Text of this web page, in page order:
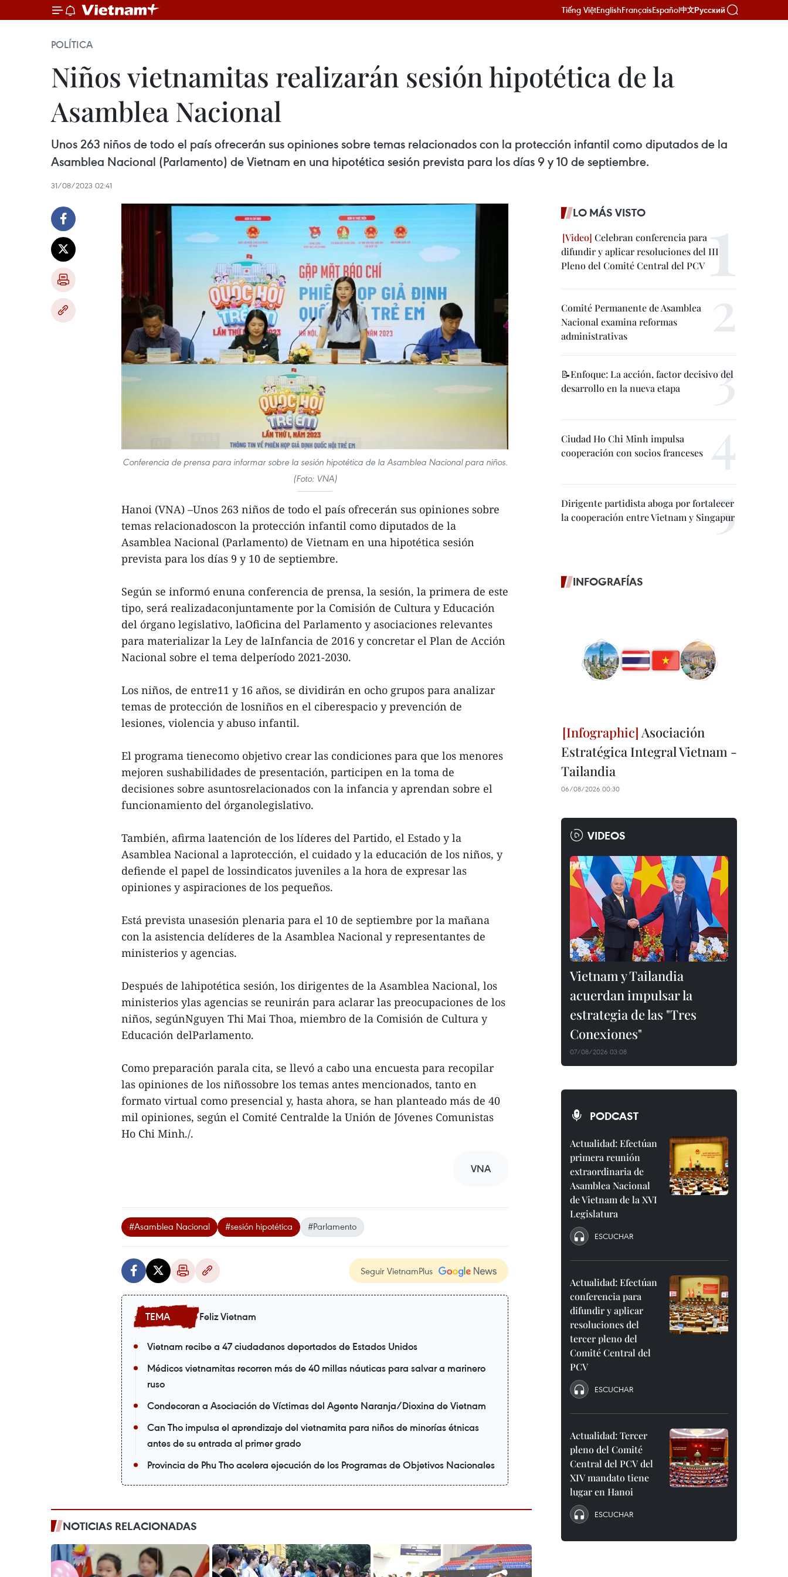
Tiếng ViệtEnglishFrançaisEspañol中文Русский
POLÍTICA
Niños vietnamitas realizarán sesión hipotética de la
Asamblea Nacional
Unos 263 niños de todo el país ofrecerán sus opiniones sobre temas relacionados con la protección infantil como diputados de la
Asamblea Nacional (Parlamento) de Vietnam en una hipotética sesión prevista para los días 9 y 10 de septiembre.
31/08/2023 02:41
Conferencia de prensa para informar sobre la sesión hipotética de la Asamblea Nacional para niños.
(Foto: VNA)
Hanoi (VNA) –Unos 263 niños de todo el país ofrecerán sus opiniones sobre
temas relacionadoscon la protección infantil como diputados de la
Asamblea Nacional (Parlamento) de Vietnam en una hipotética sesión
prevista para los días 9 y 10 de septiembre.
Según se informó enuna conferencia de prensa, la sesión, la primera de este
tipo, será realizadaconjuntamente por la Comisión de Cultura y Educación
del órgano legislativo, laOficina del Parlamento y asociaciones relevantes
para materializar la Ley de laInfancia de 2016 y concretar el Plan de Acción
Nacional sobre el tema delperíodo 2021-2030.
Los niños, de entre11 y 16 años, se dividirán en ocho grupos para analizar
temas de protección de losniños en el ciberespacio y prevención de
lesiones, violencia y abuso infantil.
El programa tienecomo objetivo crear las condiciones para que los menores
mejoren sushabilidades de presentación, participen en la toma de
decisiones sobre asuntosrelacionados con la infancia y aprendan sobre el
funcionamiento del órganolegislativo.
También, afirma laatención de los líderes del Partido, el Estado y la
Asamblea Nacional a laprotección, el cuidado y la educación de los niños, y
defiende el papel de lossindicatos juveniles a la hora de expresar las
opiniones y aspiraciones de los pequeños.
Está prevista unasesión plenaria para el 10 de septiembre por la mañana
con la asistencia delíderes de la Asamblea Nacional y representantes de
ministerios y agencias.
Después de lahipotética sesión, los dirigentes de la Asamblea Nacional, los
ministerios ylas agencias se reunirán para aclarar las preocupaciones de los
niños, segúnNguyen Thi Mai Thoa, miembro de la Comisión de Cultura y
Educación delParlamento.
Como preparación parala cita, se llevó a cabo una encuesta para recopilar
las opiniones de los niñossobre los temas antes mencionados, tanto en
formato virtual como presencial y, hasta ahora, se han planteado más de 40
mil opiniones, según el Comité Centralde la Unión de Jóvenes Comunistas
Ho Chi Minh./.
VNA
#Asamblea Nacional #sesión hipotética #Parlamento
Seguir VietnamPlus
Feliz Vietnam
Vietnam recibe a 47 ciudadanos deportados de Estados Unidos
Médicos vietnamitas recorren más de 40 millas náuticas para salvar a marinero
ruso
Condecoran a Asociación de Víctimas del Agente Naranja/Dioxina de Vietnam
Can Tho impulsa el aprendizaje del vietnamita para niños de minorías étnicas
antes de su entrada al primer grado
Provincia de Phu Tho acelera ejecución de los Programas de Objetivos Nacionales
NOTICIAS RELACIONADAS
LO MÁS VISTO
Celebran conferencia para
difundir y aplicar resoluciones del III
Pleno del Comité Central del PCV
Comité Permanente de Asamblea
Nacional examina reformas
administrativas
📝Enfoque: La acción, factor decisivo del
desarrollo en la nueva etapa
Ciudad Ho Chi Minh impulsa
cooperación con socios franceses
Dirigente partidista aboga por fortalecer
la cooperación entre Vietnam y Singapur
INFOGRAFÍAS
Asociación
Estratégica Integral Vietnam -
Tailandia
06/08/2026 00:30
VIDEOS
Vietnam y Tailandia
acuerdan impulsar la
estrategia de las "Tres
Conexiones"
07/08/2026 03:08
PODCAST
Actualidad: Efectúan
primera reunión
extraordinaria de
Asamblea Nacional
de Vietnam de la XVI
Legislatura
ESCUCHAR
Actualidad: Efectúan
conferencia para
difundir y aplicar
resoluciones del
tercer pleno del
Comité Central del
PCV
ESCUCHAR
Actualidad: Tercer
pleno del Comité
Central del PCV del
XIV mandato tiene
lugar en Hanoi
ESCUCHAR